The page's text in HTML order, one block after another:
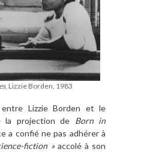
, Lizzie Borden, 1983
entre Lizzie Borden et le
la projection de Born in
a confié ne pas adhérer à
fiction »accolé à son